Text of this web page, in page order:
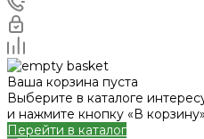
Ваша корзина пуста
Выберите в каталоге
и нажмите кнопку «В
Перейти в каталог